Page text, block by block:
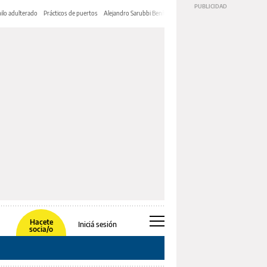
adulterado Prácticos de puertos Alejandro Sarubbi Benítez
Hacete
socia/o
Iniciá sesión